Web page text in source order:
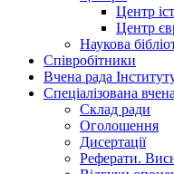
Центр
Центр
Наукова
Співробітники
Вчена рада
Спеціалізована
Склад ради
Оголошення
Дисертації
Реферати.